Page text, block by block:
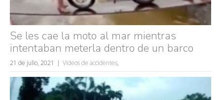
Se les cae la moto al mar mientras
intentaban meterla dentro de un barco
21 de julio, 2021 Videos de accidentes,